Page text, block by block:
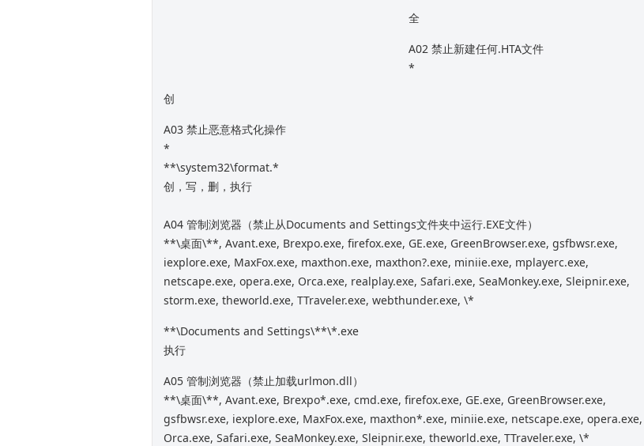
全
A02 禁止新建任何.HTA文件
*
创
A03 禁止恶意格式化操作
*
**\system32\format.*
创，写，删，执行
A04 管制浏览器（禁止从Documents and Settings文件夹中运行.EXE文件）
**\桌面\**, Avant.exe, Brexpo.exe, firefox.exe, GE.exe, GreenBrowser.exe, gsfbwsr.exe,
iexplore.exe, MaxFox.exe, maxthon.exe, maxthon?.exe, miniie.exe, mplayerc.exe,
netscape.exe, opera.exe, Orca.exe, realplay.exe, Safari.exe, SeaMonkey.exe, Sleipnir.exe,
storm.exe, theworld.exe, TTraveler.exe, webthunder.exe, \*
**\Documents and Settings\**\*.exe
执行
A05 管制浏览器（禁止加载urlmon.dll）
**\桌面\**, Avant.exe, Brexpo*.exe, cmd.exe, firefox.exe, GE.exe, GreenBrowser.exe,
gsfbwsr.exe, iexplore.exe, MaxFox.exe, maxthon*.exe, miniie.exe, netscape.exe, opera.exe,
Orca.exe, Safari.exe, SeaMonkey.exe, Sleipnir.exe, theworld.exe, TTraveler.exe, \*